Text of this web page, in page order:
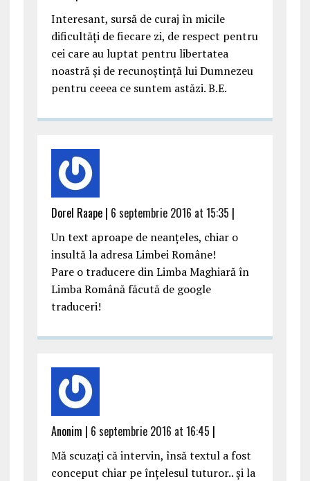
Interesant, sursă de curaj în micile
dificultăţi de fiecare zi, de respect pentru
cei care au luptat pentru libertatea
noastră şi de recunoştinţă lui Dumnezeu
pentru ceeea ce suntem astăzi. B.E.
Dorel Raape | 6 septembrie 2016 at 15:35 |
Un text aproape de neanţeles, chiar o
insultă la adresa Limbei Române!
Pare o traducere din Limba Maghiară în
Limba Română făcută de google
traduceri!
Anonim | 6 septembrie 2016 at 16:45 |
Mă scuzați că intervin, însă textul a fost
conceput chiar pe înțelesul tuturor.. şi la